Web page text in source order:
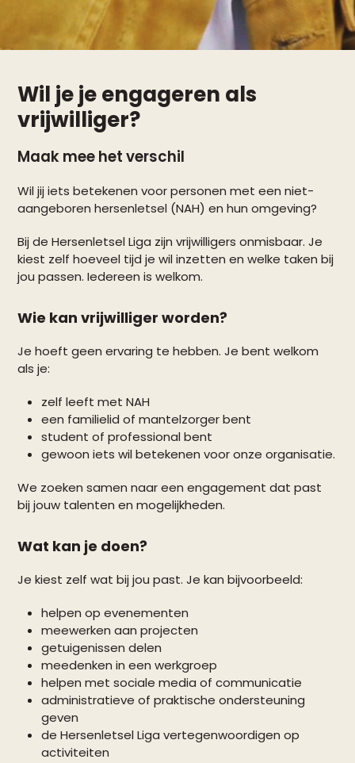
Wil je je engageren als
vrijwilliger?
Maak mee het verschil
Wil jij iets betekenen voor personen met een niet-
aangeboren hersenletsel (NAH) en hun omgeving?
Bij de Hersenletsel Liga zijn vrijwilligers onmisbaar. Je
kiest zelf hoeveel tijd je wil inzetten en welke taken bij
jou passen. Iedereen is welkom.
Wie kan vrijwilliger worden?
Je hoeft geen ervaring te hebben. Je bent welkom
als je:
zelf leeft met NAH
een familielid of mantelzorger bent
student of professional bent
gewoon iets wil betekenen voor onze organisatie.
We zoeken samen naar een engagement dat past
bij jouw talenten en mogelijkheden.
Wat kan je doen?
Je kiest zelf wat bij jou past. Je kan bijvoorbeeld:
helpen op evenementen
meewerken aan projecten
getuigenissen delen
meedenken in een werkgroep
helpen met sociale media of communicatie
administratieve of praktische ondersteuning
geven
de Hersenletsel Liga vertegenwoordigen op
activiteiten